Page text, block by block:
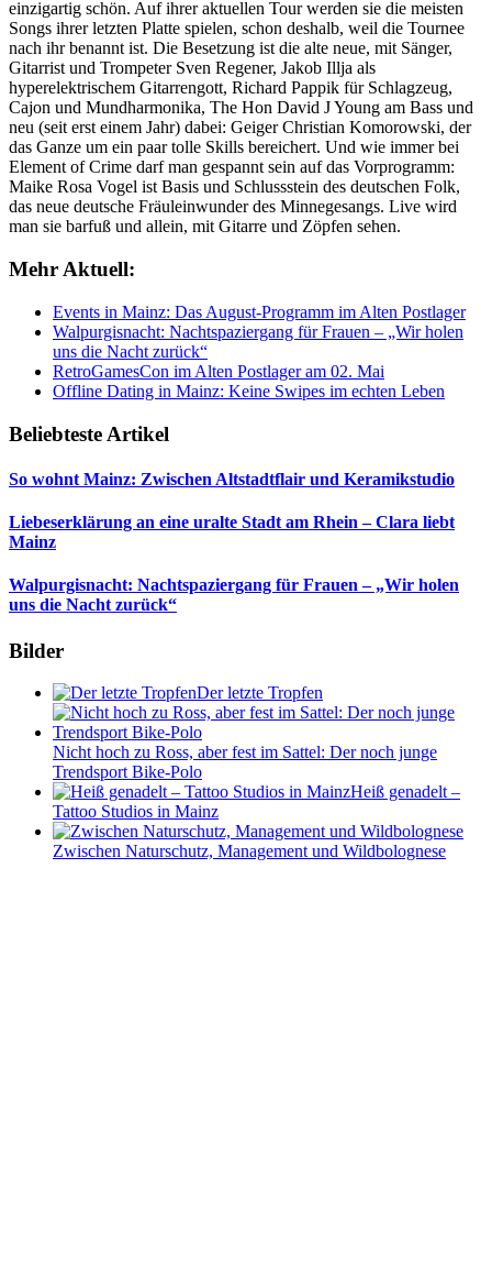
einzigartig schön. Auf ihrer aktuellen Tour werden sie die meisten
Songs ihrer letzten Platte spielen, schon deshalb, weil die Tournee
nach ihr benannt ist. Die Besetzung ist die alte neue, mit Sänger,
Gitarrist und Trompeter Sven Regener, Jakob Illja als
hyperelektrischem Gitarrengott, Richard Pappik für Schlagzeug,
Cajon und Mundharmonika, The Hon David J Young am Bass und
neu (seit erst einem Jahr) dabei: Geiger Christian Komorowski, der
das Ganze um ein paar tolle Skills bereichert. Und wie immer bei
Element of Crime darf man gespannt sein auf das Vorprogramm:
Maike Rosa Vogel ist Basis und Schlussstein des deutschen Folk,
das neue deutsche Fräuleinwunder des Minnegesangs. Live wird
man sie barfuß und allein, mit Gitarre und Zöpfen sehen.
Mehr Aktuell:
Events in Mainz: Das August-Programm im Alten Postlager
Walpurgisnacht: Nachtspaziergang für Frauen – „Wir holen
uns die Nacht zurück“
RetroGamesCon im Alten Postlager am 02. Mai
Offline Dating in Mainz: Keine Swipes im echten Leben
Beliebteste Artikel
So wohnt Mainz: Zwischen Altstadtflair und Keramikstudio
Liebeserklärung an eine uralte Stadt am Rhein – Clara liebt
Mainz
Walpurgisnacht: Nachtspaziergang für Frauen – „Wir holen
uns die Nacht zurück“
Bilder
Der letzte Tropfen
Nicht hoch zu Ross, aber fest im Sattel: Der noch junge
Trendsport Bike-Polo
Heiß genadelt –
Tattoo Studios in Mainz
Zwischen Naturschutz, Management und Wildbolognese